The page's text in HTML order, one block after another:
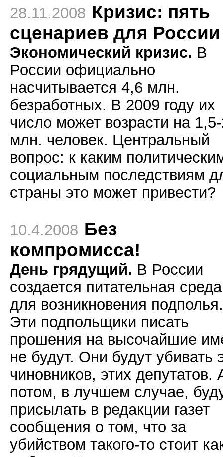
28.11.2008 Кризис: пять
сценариев для России
Экономический кризис. В
России официально
насчитывается 4,6 млн.
безработных. В 2009 году их
число может возрасти на
млн. человек. Центральный
вопрос: к каким
социальным последствиям
страны это может привести?
10.4.2008 Без
компромисса!
День грядущий. В России
создается питательная среда
для возникновения подполья.
Эти подпольщики писать
прошения на высочайшие
не будут. Они будут убивать
чиновников, этих депутатов.
потом, в лучшем случае,
присылать в редакции газет
сообщения о том, что за
убийством такого-то стоит